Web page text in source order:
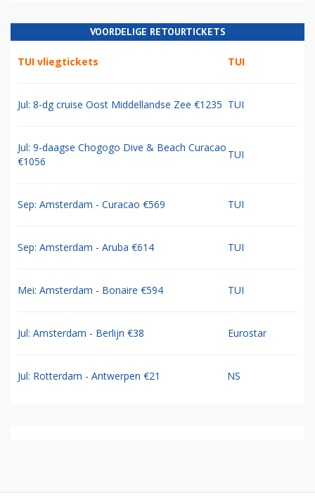
VOORDELIGE RETOURTICKETS
TUI vliegtickets TUI
Jul: 8-dg cruise Oost Middellandse Zee €1235 TUI
Jul: 9-daagse Chogogo Dive & Beach Curacao
€1056
TUI
Sep: Amsterdam - Curacao €569 TUI
Sep: Amsterdam - Aruba €614 TUI
Mei: Amsterdam - Bonaire €594 TUI
Jul: Amsterdam - Berlijn €38 Eurostar
Jul: Rotterdam - Antwerpen €21 NS